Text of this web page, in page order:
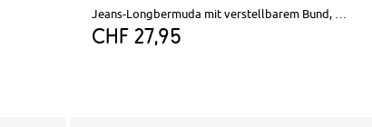
Jeans-Longbermuda mit verstellbarem Bund, Loose Fit
CHF 27,95